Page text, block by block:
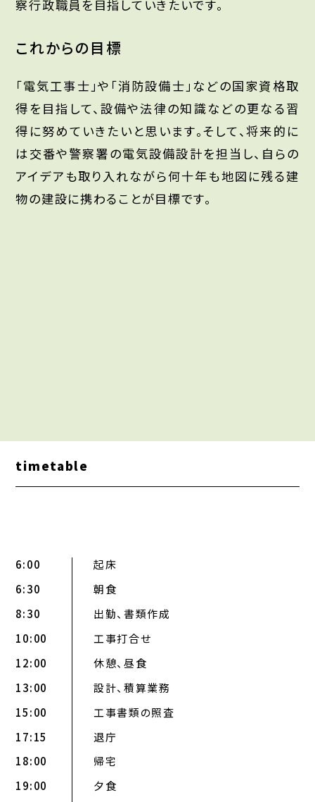
察行政職員を目指していきたいです。
これからの目標
「電気工事士」や「消防設備士」などの国家資格取
得を目指して、設備や法律の知識などの更なる習
得に努めていきたいと思います。そして、将来的に
は交番や警察署の電気設備設計を担当し、自らの
アイデアも取り入れながら何十年も地図に残る建
物の建設に携わることが目標です。
timetable
6:00
起床
6:30
朝食
8:30
出勤、書類作成
10:00
工事打合せ
12:00
休憩、昼食
13:00
設計、積算業務
15:00
工事書類の照査
17:15
退庁
18:00
帰宅
19:00
夕食